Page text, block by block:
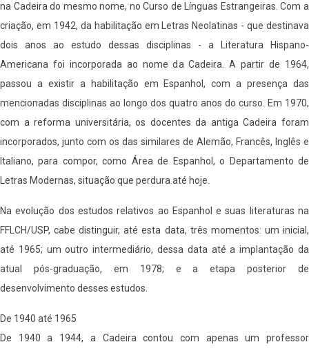
na Cadeira do mesmo nome, no Curso de Línguas Estrangeiras. Com a
criação, em 1942, da habilitação em Letras Neolatinas - que destinava
dois anos ao estudo dessas disciplinas - a Literatura Hispano-
Americana foi incorporada ao nome da Cadeira. A partir de 1964,
passou a existir a habilitação em Espanhol, com a presença das
mencionadas disciplinas ao longo dos quatro anos do curso. Em 1970,
com a reforma universitária, os docentes da antiga Cadeira foram
incorporados, junto com os das similares de Alemão, Francês, Inglês e
Italiano, para compor, como Área de Espanhol, o Departamento de
Letras Modernas, situação que perdura até hoje.
Na evolução dos estudos relativos ao Espanhol e suas literaturas na
FFLCH/USP, cabe distinguir, até esta data, três momentos: um inicial,
até 1965; um outro intermediário, dessa data até a implantação da
atual pós-graduação, em 1978; e a etapa posterior de
desenvolvimento desses estudos.
De 1940 até 1965
De 1940 a 1944, a Cadeira contou com apenas um professor